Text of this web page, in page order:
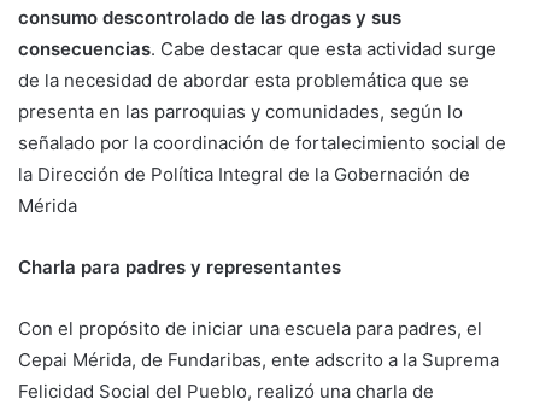
consumo descontrolado de las drogas y sus
consecuencias. Cabe destacar que esta actividad surge
de la necesidad de abordar esta problemática que se
presenta en las parroquias y comunidades, según lo
señalado por la coordinación de fortalecimiento social de
la Dirección de Política Integral de la Gobernación de
Mérida
Charla para padres y representantes
Con el propósito de iniciar una escuela para padres, el
Cepai Mérida, de Fundaribas, ente adscrito a la Suprema
Felicidad Social del Pueblo, realizó una charla de